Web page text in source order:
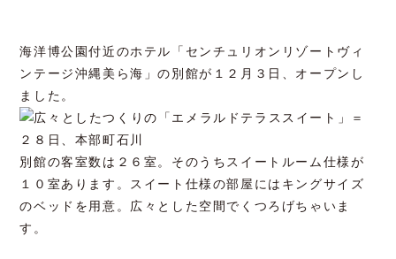
海洋博公園付近のホテル「センチュリオンリゾートヴィ
ンテージ沖縄美ら海」の別館が１２月３日、オープンし
ました。
別館の客室数は２６室。そのうちスイートルーム仕様が
１０室あります。スイート仕様の部屋にはキングサイズ
のベッドを用意。広々とした空間でくつろげちゃいま
す。